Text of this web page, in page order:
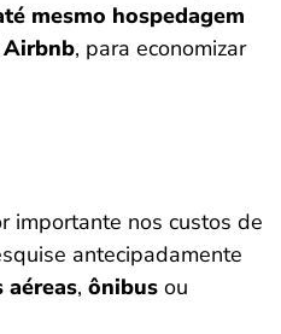
mesmo hospedagem
, para economizar
importante nos custos de
antecipadamente
aéreas, ônibus ou